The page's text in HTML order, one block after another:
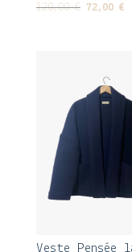
120,00€ Le
120,00 €.
72,00 €Le
Veste Pensée